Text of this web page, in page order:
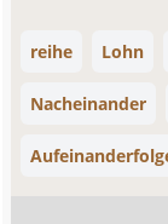
reihe Lohn
Nacheinander